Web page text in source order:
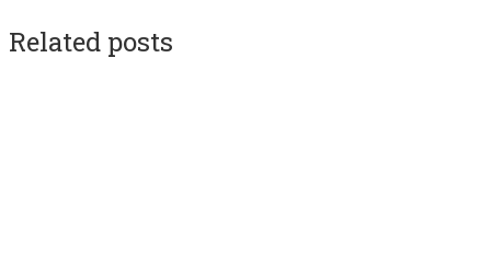
Related posts